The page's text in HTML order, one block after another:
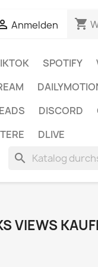
Anmelden shopping_cart
SPOTIFY
DISCORD
DLIVE
search
VIEWS